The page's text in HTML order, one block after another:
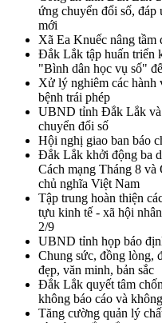
ứng chuyển đổi số,
mới
Xã Ea Knuếc nâng tầm
Đắk Lắk tập huấn triển
"Bình dân học vụ số"
Xử lý nghiêm các hành
bệnh trái phép
UBND tỉnh Đắk Lắk và
chuyển đổi số
Hội nghị giao ban báo
Đắk Lắk khởi động ba
Cách mạng Tháng 8
chủ nghĩa Việt Nam
Tập trung hoàn thiện
tựu kinh tế - xã hội
2/9
UBND tỉnh họp báo
Chung sức, đồng lòng,
đẹp, văn minh, bản sắc
Đắk Lắk quyết tâm
không báo cáo và
Tăng cường quản lý